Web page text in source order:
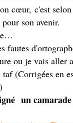
cœur, c'est
son avenir.
fautes
ou je vais aller
(Corrigées en
un